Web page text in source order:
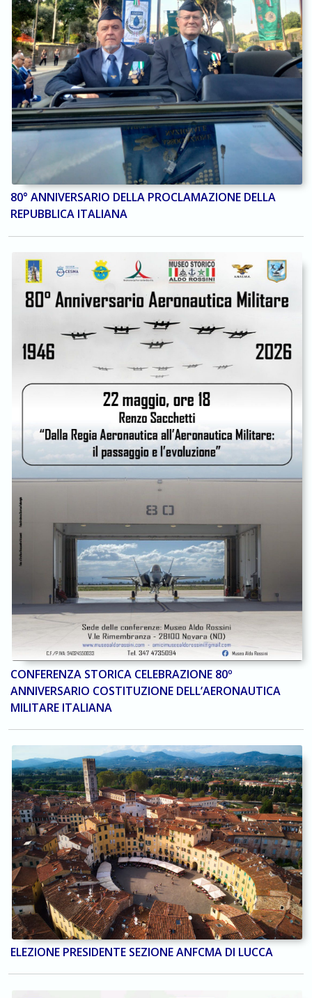
80° ANNIVERSARIO DELLA PROCLAMAZIONE DELLA
REPUBBLICA ITALIANA
CONFERENZA STORICA CELEBRAZIONE 80º
ANNIVERSARIO COSTITUZIONE DELL’AERONAUTICA
MILITARE ITALIANA
ELEZIONE PRESIDENTE SEZIONE ANFCMA DI LUCCA